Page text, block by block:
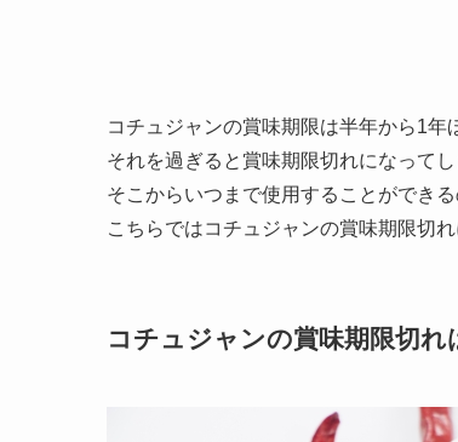
コチュジャンの賞味期限は半年から1年
それを過ぎると賞味期限切れになってし
そこからいつまで使用することができ
こちらではコチュジャンの賞味期限切
コチュジャンの賞味期限切れ